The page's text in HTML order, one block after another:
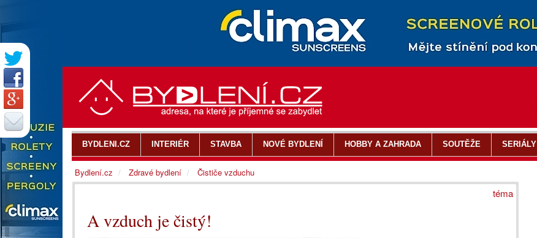
téma
A vzduch je čistý!
BYDLENI.CZ INTERIÉR STAVBA NOVÉ BYDLENÍ HOBBY A ZAHRADA SOUTĚŽE SERIÁLY
Bydlení.cz Zdravé bydlení Čističe vzduchu